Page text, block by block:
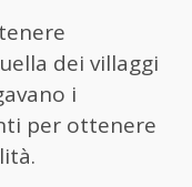
dei villaggi
i
per ottenere